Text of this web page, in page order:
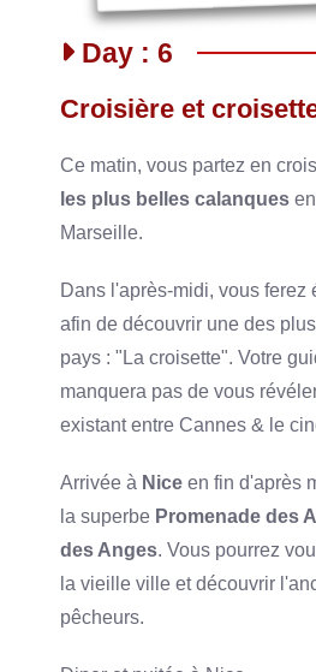
Day : 6
Croisière et
Ce matin, vous partez en
les plus belles calanques
Marseille.
Dans l'après-midi, vous ferez
afin de découvrir une des
pays : "La croisette". Votre
manquera pas de vous
existant entre Cannes & le
Arrivée à Nice en fin d'après
la superbe Promenade des
des Anges. Vous pourrez
la vieille ville et découvrir
pêcheurs.